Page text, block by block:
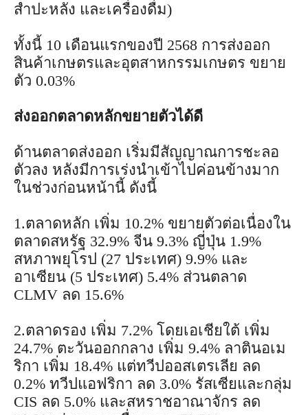
สำปะหลัง และเครื่องดื่ม)
ทั้งนี้ 10 เดือนแรกของปี 2568 การส่งออก
สินค้าเกษตรและอุตสาหกรรมเกษตร ขยาย
ตัว 0.03%
ส่งออกตลาดหลักขยายตัวได้ดี
ด้านตลาดส่งออก เริ่มมีสัญญาณการชะลอ
ตัวลง หลังมีการเร่งนำเข้าไปค่อนข้างมาก
ในช่วงก่อนหน้านี้ ดังนี้
1.ตลาดหลัก เพิ่ม 10.2% ขยายตัวต่อเนื่องใน
ตลาดสหรัฐ 32.9% จีน 9.3% ญี่ปุ่น 1.9%
สหภาพยุโรป (27 ประเทศ) 9.9% และ
อาเซียน (5 ประเทศ) 5.4% ส่วนตลาด
CLMV ลด 15.6%
2.ตลาดรอง เพิ่ม 7.2% โดยเอเชียใต้ เพิ่ม
24.7% ตะวันออกกลาง เพิ่ม 9.4% ลาตินอเม
ริกา เพิ่ม 18.4% แต่ทวีปออสเตรเลีย ลด
0.2% ทวีปแอฟริกา ลด 3.0% รัสเซียและกลุ่ม
CIS ลด 5.0% และสหราชอาณาจักร ลด